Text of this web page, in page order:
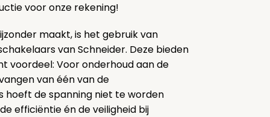
voor onze rekening!
maakt, is het gebruik van
van Schneider. Deze bieden
voordeel: Voor onderhoud aan de
van één van de
hoeft de spanning niet te worden
efficiëntie én de veiligheid bij